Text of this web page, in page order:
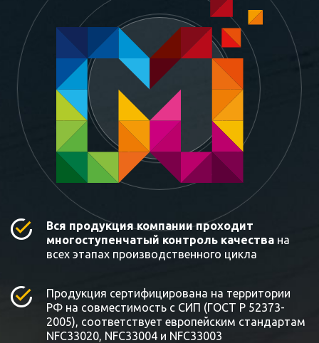
Вся продукция компании проходит
многоступенчатый контроль качества на
всех этапах производственного цикла
Продукция сертифицирована на территории
РФ на совместимость с СИП (ГОСТ Р 52373-
2005), соответствует европейским стандартам
NFC33020, NFC33004 и NFC33003